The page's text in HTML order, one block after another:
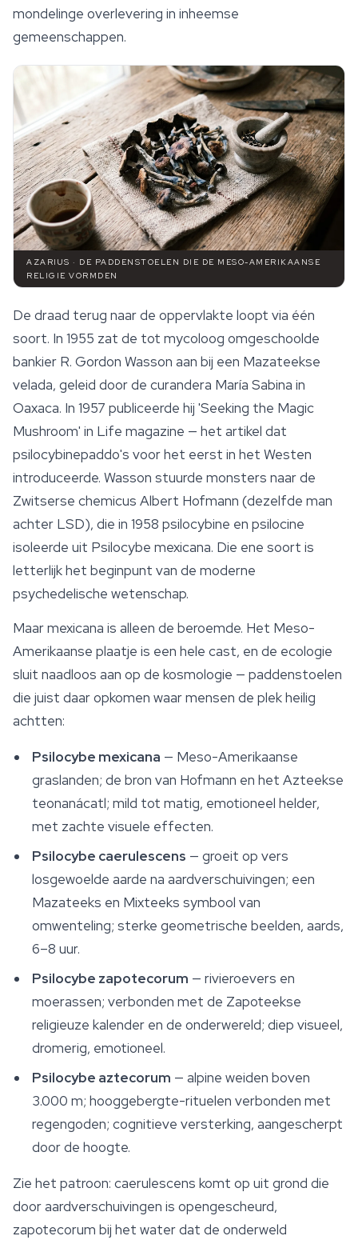
mondelinge overlevering in inheemse
gemeenschappen.
AZARIUS · DE PADDENSTOELEN DIE DE MESO-AMERIKAANSE
RELIGIE VORMDEN
De draad terug naar de oppervlakte loopt via één
soort. In 1955 zat de tot mycoloog omgeschoolde
bankier R. Gordon Wasson aan bij een Mazateekse
velada, geleid door de curandera María Sabina in
Oaxaca. In 1957 publiceerde hij 'Seeking the Magic
Mushroom' in Life magazine — het artikel dat
psilocybinepaddo's voor het eerst in het Westen
introduceerde. Wasson stuurde monsters naar de
Zwitserse chemicus Albert Hofmann (dezelfde man
achter LSD), die in 1958 psilocybine en psilocine
isoleerde uit Psilocybe mexicana. Die ene soort is
letterlijk het beginpunt van de moderne
psychedelische wetenschap.
Maarmexicana is alleen de beroemde. Het Meso-
Amerikaanse plaatje is een hele cast, en de ecologie
sluit naadloos aan op de kosmologie — paddenstoelen
die juist daar opkomen waar mensen de plek heilig
achtten:
Psilocybe mexicana — Meso-Amerikaanse
graslanden; de bron van Hofmann en het Azteekse
teonanácatl; mild tot matig, emotioneel helder,
met zachte visuele effecten.
Psilocybe caerulescens — groeit op vers
losgewoelde aarde na aardverschuivingen; een
Mazateeks en Mixteeks symbool van
omwenteling; sterke geometrische beelden, aards,
6–8 uur.
Psilocybe zapotecorum — rivieroevers en
moerassen; verbonden met de Zapoteekse
religieuze kalender en de onderwereld; diep visueel,
dromerig, emotioneel.
Psilocybe aztecorum — alpine weiden boven
3.000 m; hooggebergte-rituelen verbonden met
regengoden; cognitieve versterking, aangescherpt
door de hoogte.
Zie het patroon: caerulescens komt op uit grond die
door aardverschuivingen is opengescheurd,
zapotecorum bij het water dat de onderweld